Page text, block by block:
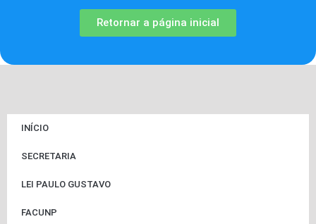
Retornar a página inicial
INÍCIO
SECRETARIA
LEI PAULO GUSTAVO
FACUNP